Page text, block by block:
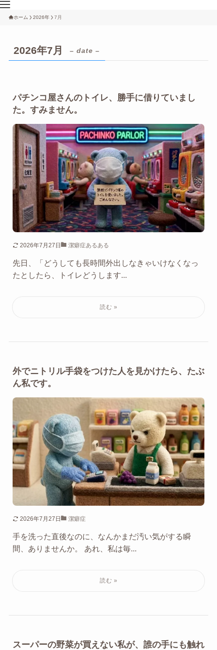
ホーム 2026年 7月
2026年7月 – date –
パチンコ屋さんのトイレ、勝手に借りていまし
た。すみません。
2026年7月27日 潔癖症あるある
先日、「どうしても長時間外出しなきゃいけなくなっ
たとしたら、トイレどうします...
外でニトリル手袋をつけた人を見かけたら、たぶ
ん私です。
2026年7月27日 潔癖症
手を洗った直後なのに、なんかまだ汚い気がする瞬
間、ありませんか。 あれ、私は毎...
スーパーの野菜が買えない私が、誰の手にも触れ